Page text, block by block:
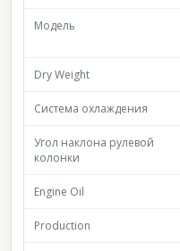
Модель
Dry Weight
Система охлаждения
Угол наклона рулевой
колонки
Engine Oil
Production